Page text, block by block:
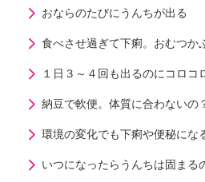
おならのたびにうんちが出る
食べさせ過ぎて下痢。おむつか
１日３～４回も出るのにコロコ
納豆で軟便。体質に合わないの
環境の変化でも下痢や便秘にな
いつになったらうんちは固まる